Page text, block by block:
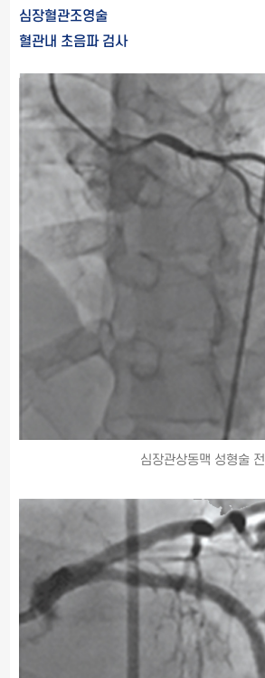
심장혈관조영술
혈관내 초음파 검사
심장관상동맥 성형술 전